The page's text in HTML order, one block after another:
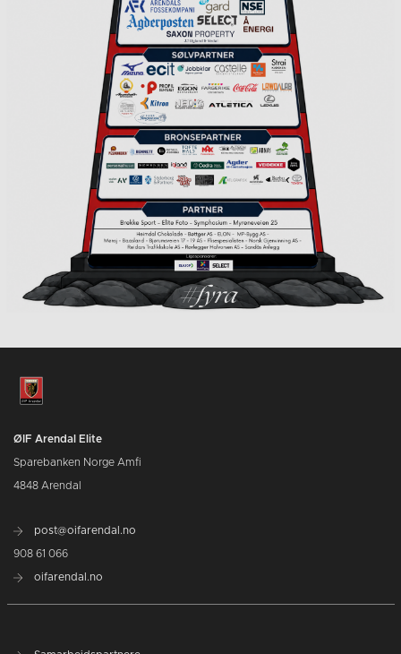
ØIF Arendal Elite
Sparebanken Norge Amfi
4848 Arendal
post@oifarendal.no
908 61 066
oifarendal.no